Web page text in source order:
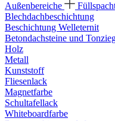
Außenbereiche
Blechdachbeschichtung
Beschichtung Welleternit
Betondachsteine und
Holz
Metall
Kunststoff
Fliesenlack
Magnetfarbe
Schultafellack
Whiteboardfarbe